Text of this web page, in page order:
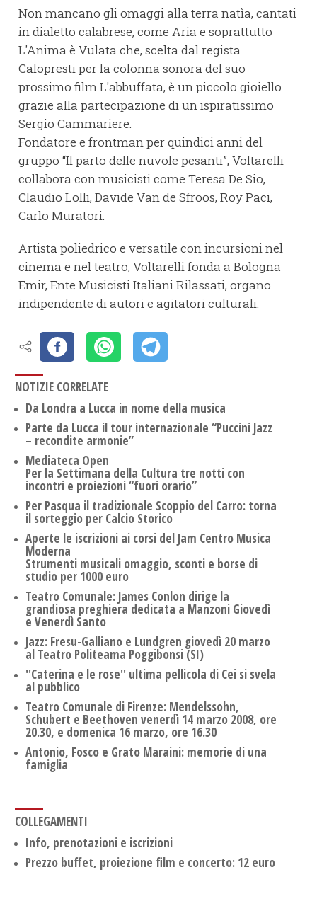
Non mancano gli omaggi alla terra natìa, cantati
in dialetto calabrese, come Aria e soprattutto
L'Anima è Vulata che, scelta dal regista
Calopresti per la colonna sonora del suo
prossimo film L'abbuffata, è un piccolo gioiello
grazie alla partecipazione di un ispiratissimo
Sergio Cammariere.
Fondatore e frontman per quindici anni del
gruppo “Il parto delle nuvole pesanti”, Voltarelli
collabora con musicisti come Teresa De Sio,
Claudio Lolli, Davide Van de Sfroos, Roy Paci,
Carlo Muratori.
Artista poliedrico e versatile con incursioni nel
cinema e nel teatro, Voltarelli fonda a Bologna
Emir, Ente Musicisti Italiani Rilassati, organo
indipendente di autori e agitatori culturali.
NOTIZIE CORRELATE
Da Londra a Lucca in nome della musica
Parte da Lucca il tour internazionale “Puccini Jazz
– recondite armonie”
Mediateca Open
Per la Settimana della Cultura tre notti con
incontri e proiezioni “fuori orario”
Per Pasqua il tradizionale Scoppio del Carro: torna
il sorteggio per Calcio Storico
Aperte le iscrizioni ai corsi del Jam Centro Musica
Moderna
Strumenti musicali omaggio, sconti e borse di
studio per 1000 euro
Teatro Comunale: James Conlon dirige la
grandiosa preghiera dedicata a Manzoni Giovedì
e Venerdì Santo
Jazz: Fresu-Galliano e Lundgren giovedì 20 marzo
al Teatro Politeama Poggibonsi (SI)
''Caterina e le rose'' ultima pellicola di Cei si svela
al pubblico
Teatro Comunale di Firenze: Mendelssohn,
Schubert e Beethoven venerdì 14 marzo 2008, ore
20.30, e domenica 16 marzo, ore 16.30
Antonio, Fosco e Grato Maraini: memorie di una
famiglia
COLLEGAMENTI
Info, prenotazioni e iscrizioni
Prezzo buffet, proiezione film e concerto: 12 euro